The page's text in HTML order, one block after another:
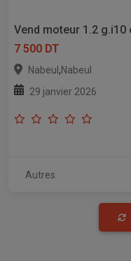
Vend moteur 1.2 g.i10
7 500 DT
Nabeul ,Nabeul
29 janvier 2026
Autres